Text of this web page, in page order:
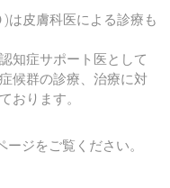
は皮膚科医による診療も
知症サポート医として
候群の診療、治療に対
おります。
ジをご覧ください。